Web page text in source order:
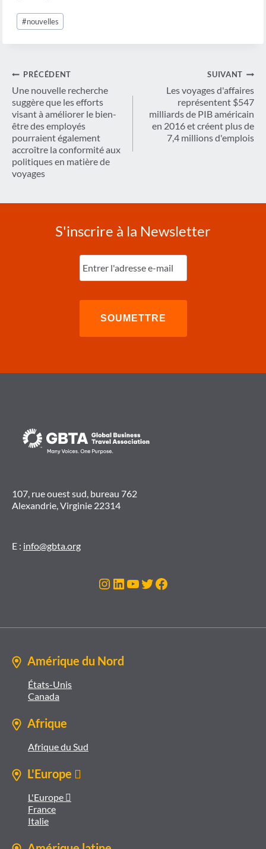
Étiquettes
de
#nouvelles
Navigation
de
l’article
PRÉCÉDENT
Une nouvelle recherche
suggère que les efforts
visant à améliorer le bien-
être des employés
pourraient également
accroître la conformité aux
politiques en matière de
voyages
SUIVANT
Les voyages d'affaires
représentent $547
milliards de PIB américain
en 2016 et créent plus de
7,4 millions d'emplois
S'inscrire à la Newsletter
Entrez
l'e-
mail
107, rue ouest sud, bureau 762
Alexandrie, Virginie 22314
E : info@gbta.org
Instagram
LinkedIn
YouTube
Twitter
Facebook
Amérique du Nord
États-Unis
Canada
Afrique
Afrique du Sud
L'Europe 
L'Europe 
France
Italie